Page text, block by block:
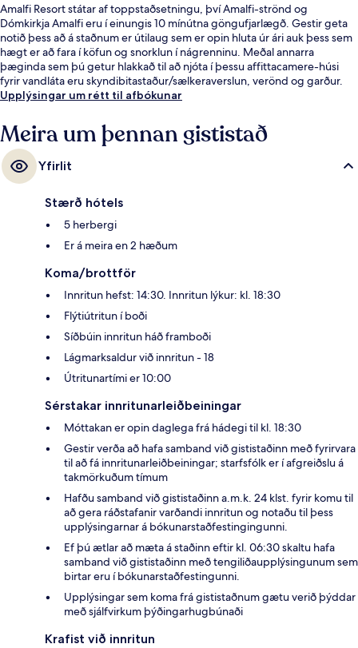
Amalfi Resort státar af toppstaðsetningu, því Amalfi-strönd og
Dómkirkja Amalfi eru í einungis 10 mínútna göngufjarlægð. Gestir geta
notið þess að á staðnum er útilaug sem er opin hluta úr ári auk þess sem
hægt er að fara í köfun og snorklun í nágrenninu. Meðal annarra
þæginda sem þú getur hlakkað til að njóta í þessu affittacamere-húsi
fyrir vandláta eru skyndibitastaður/sælkeraverslun, verönd og garður.
Upplýsingar um rétt til afbókunar
Meira um þennan gististað
Yfirlit
Stærð hótels
5 herbergi
Er á meira en 2 hæðum
Koma/brottför
Innritun hefst: 14:30. Innritun lýkur: kl. 18:30
Flýtiútritun í boði
Síðbúin innritun háð framboði
Lágmarksaldur við innritun - 18
Útritunartími er 10:00
Sérstakar innritunarleiðbeiningar
Móttakan er opin daglega frá hádegi til kl. 18:30
Gestir verða að hafa samband við gististaðinn með fyrirvara
til að fá innritunarleiðbeiningar; starfsfólk er í afgreiðslu á
takmörkuðum tímum
Hafðu samband við gististaðinn a.m.k. 24 klst. fyrir komu til
að gera ráðstafanir varðandi innritun og notaðu til þess
upplýsingarnar á bókunarstaðfestingingunni.
Ef þú ætlar að mæta á staðinn eftir kl. 06:30 skaltu hafa
samband við gististaðinn með tengiliðaupplýsingunum sem
birtar eru í bókunarstaðfestingunni.
Upplýsingar sem koma frá gististaðnum gætu verið þýddar
með sjálfvirkum þýðingarhugbúnaði
Krafist við innritun